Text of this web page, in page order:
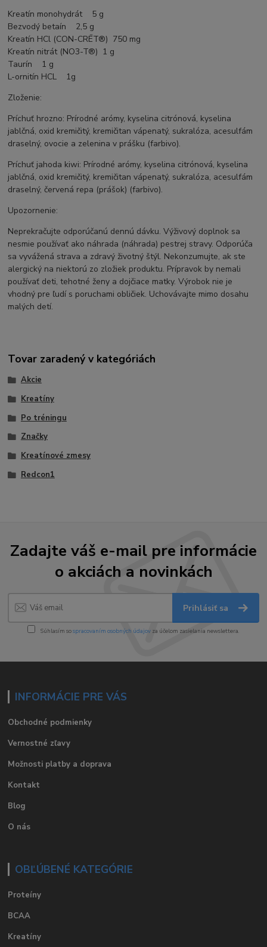
Kreatín monohydrát 5 g
Bezvodý betaín 2,5 g
Kreatín HCl (CON-CRĒT®) 750 mg
Kreatín nitrát (NO3-T®) 1 g
Taurín 1 g
L-ornitín HCL 1g
Zloženie:
Príchuť hrozno: Prírodné arómy, kyselina citrónová, kyselina
jablčná, oxid kremičitý, kremičitan vápenatý, sukralóza, acesulfám
draselný, ovocie a zelenina v prášku (farbivo).
Príchuť jahoda kiwi: Prírodné arómy, kyselina citrónová, kyselina
jablčná, oxid kremičitý, kremičitan vápenatý, sukralóza, acesulfám
draselný, červená repa (prášok) (farbivo).
Upozornenie:
Neprekračujte odporúčanú dennú dávku. Výživový doplnok sa
nesmie používať ako náhrada (náhrada) pestrej stravy. Odporúča
sa vyvážená strava a zdravý životný štýl. Nekonzumujte, ak ste
alergický na niektorú zo zložiek produktu. Prípravok by nemali
používať deti, tehotné ženy a dojčiace matky. Výrobok nie je
vhodný pre ľudí s poruchami obličiek. Uchovávajte mimo dosahu
malých detí.
Tovar zaradený v kategóriách
Akcie
Kreatíny
Po tréningu
Značky
Kreatínové zmesy
Redcon1
Zadajte váš e-mail pre informácie
o akciách a novinkách
Prihlásiť sa
Súhlasím sospracovaním osobných údajov za účelom zasielania newslettera.
INFORMÁCIE PRE VÁS
Obchodné podmienky
Vernostné zľavy
Možnosti platby a doprava
Kontakt
Blog
O nás
OBĽÚBENÉ KATEGÓRIE
Proteíny
BCAA
Kreatíny